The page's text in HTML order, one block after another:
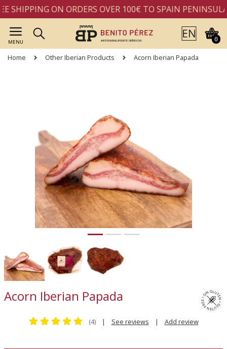
SHIPPING ON ORDERS OVER 100€ TO SPAIN PENINSULA
MENU 0
Home Other Iberian Products Acorn Iberian Papada
Acorn Iberian Papada
(4) | See reviews | Add review